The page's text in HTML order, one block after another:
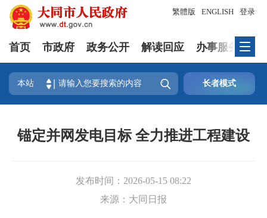
登录
繁體版 ENGLISH
首页 市政府 政务公开 解读回应 办事服务
本站  长者模式
锚定并网发电目标 全力推进工程建设
发布时间： 2026-05-15 08:22
来源： 大同日报